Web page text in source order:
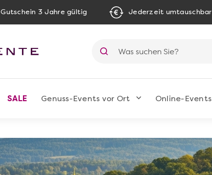
Gutschein 3 Jahre gültig Jederzeit umtauschbar
SALE Genuss-Events vor Ort Online-Events